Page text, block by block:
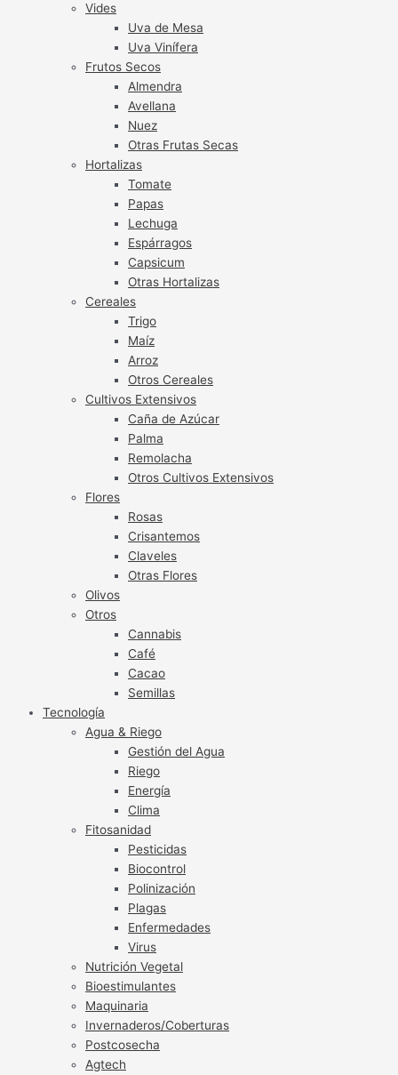
Vides
Uva de Mesa
Uva Vinífera
Frutos Secos
Almendra
Avellana
Nuez
Otras Frutas Secas
Hortalizas
Tomate
Papas
Lechuga
Espárragos
Capsicum
Otras Hortalizas
Cereales
Trigo
Maíz
Arroz
Otros Cereales
Cultivos Extensivos
Caña de Azúcar
Palma
Remolacha
Otros Cultivos Extensivos
Flores
Rosas
Crisantemos
Claveles
Otras Flores
Olivos
Otros
Cannabis
Café
Cacao
Semillas
Tecnología
Agua & Riego
Gestión del Agua
Riego
Energía
Clima
Fitosanidad
Pesticidas
Biocontrol
Polinización
Plagas
Enfermedades
Virus
Nutrición Vegetal
Bioestimulantes
Maquinaria
Invernaderos/Coberturas
Postcosecha
Agtech